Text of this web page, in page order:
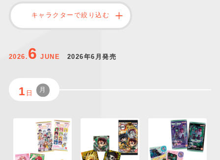
ズ
スーパー戦隊シリー
ズ
ガンダムシリーズ
ーズ
にふぉるめーしょん
＆スクエアシール
キャラクターで絞り込む
2026. 6 JUNE 2026年6月発売
1 日 月